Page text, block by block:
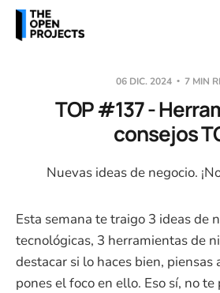
06 DIC. 2024 7 MIN
TOP #137 -
consejos
Nuevas ideas de negocio.
Esta semana te traigo 3 ideas de
tecnológicas, 3 herramientas de
destacar si lo haces bien, piensas
pones el foco en ello. Eso sí, no te